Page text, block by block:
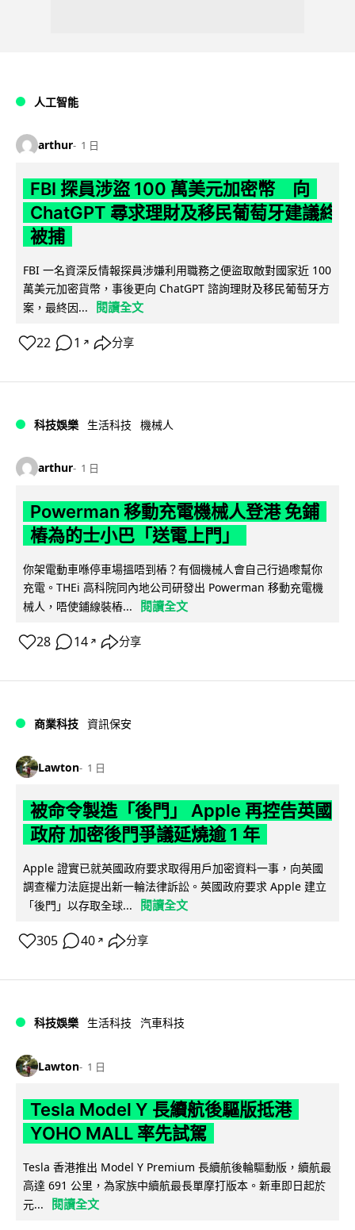
人工智能
arthur 1 日
FBI 探員涉盜 100 萬美元加密幣 向
ChatGPT 尋求理財及移民葡萄牙建議終
被捕
FBI 一名資深反情報探員涉嫌利用職務之便盜取敵對國家近 100
萬美元加密貨幣，事後更向 ChatGPT 諮詢理財及移民葡萄牙方
案，最終因...
閱讀全文
22 1 ↗ 分享
科技娛樂 生活科技 機械人
arthur 1 日
Powerman 移動充電機械人登港 免鋪
樁為的士小巴「送電上門」
你架電動車喺停車場搵唔到樁？有個機械人會自己行過嚟幫你
充電。THEi 高科院同內地公司研發出 Powerman 移動充電機
械人，唔使鋪線裝樁...
閱讀全文
28 14 ↗ 分享
商業科技 資訊保安
Lawton 1 日
被命令製造「後門」 Apple 再控告英國
政府 加密後門爭議延燒逾 1 年
Apple 證實已就英國政府要求取得用戶加密資料一事，向英國
調查權力法庭提出新一輪法律訴訟。英國政府要求 Apple 建立
「後門」以存取全球...
閱讀全文
305 40 ↗ 分享
科技娛樂 生活科技 汽車科技
Lawton 1 日
Tesla Model Y 長續航後驅版抵港
YOHO MALL 率先試駕
Tesla 香港推出 Model Y Premium 長續航後輪驅動版，續航最
高達 691 公里，為家族中續航最長單摩打版本。新車即日起於
元...
閱讀全文